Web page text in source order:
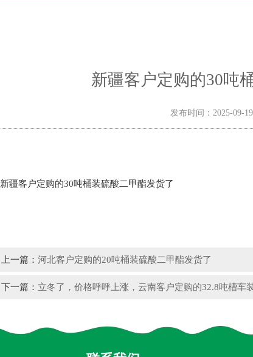
新疆客户定购的30吨
发布时间：2025-09-
新疆客户定购的30吨桶装硫酸二甲酯发货了
上一篇： 河北客户定购的20吨桶装硫酸二甲酯发货了
下一篇： 立冬了，价格呼呼上涨，云南客户定购的32.8吨槽车